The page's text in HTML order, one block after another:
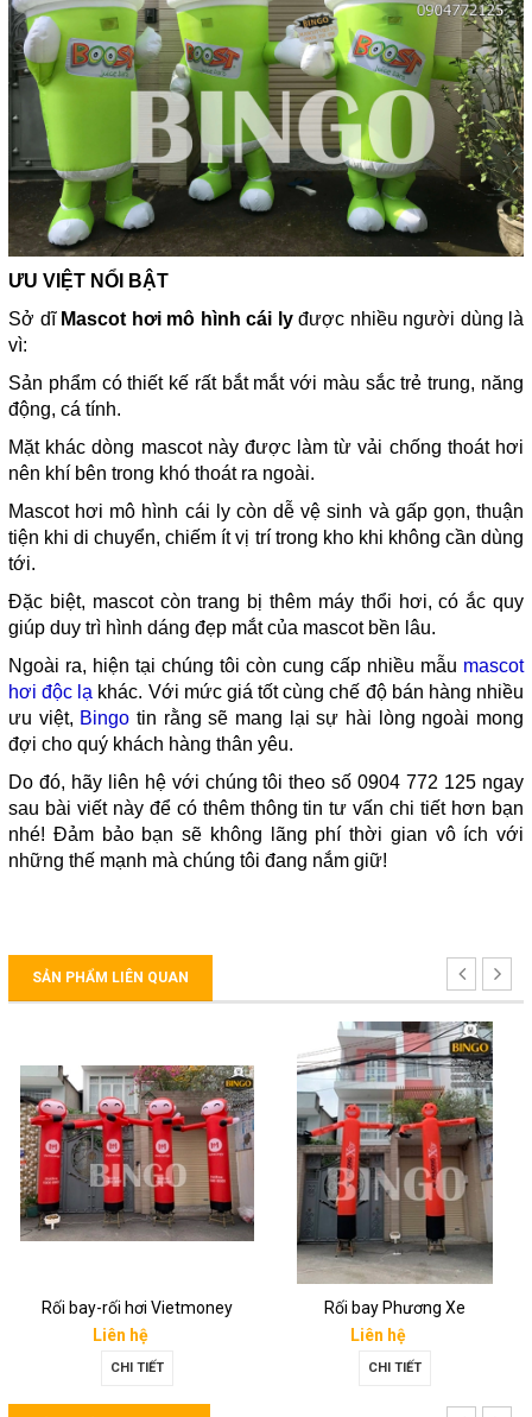
ƯU VIỆT NỔI BẬT
Sở dĩ Mascot hơi mô hình cái lyđược nhiều người dùng là
vì:
Sản phẩm có thiết kế rất bắt mắt với màu sắc trẻ trung, năng
động, cá tính.
Mặt khác dòng mascot này được làm từ vải chống thoát hơi
nên khí bên trong khó thoát ra ngoài.
Mascot hơi mô hình cái ly còn dễ vệ sinh và gấp gọn, thuận
tiện khi di chuyển, chiếm ít vị trí trong kho khi không cần dùng
tới.
Đặc biệt, mascot còn trang bị thêm máy thổi hơi, có ắc quy
giúp duy trì hình dáng đẹp mắt của mascot bền lâu.
Ngoài ra, hiện tại chúng tôi còn cung cấp nhiều mẫu mascot
hơi độc lạ khác. Với mức giá tốt cùng chế độ bán hàng nhiều
ưu việt, Bingo tin rằng sẽ mang lại sự hài lòng ngoài mong
đợi cho quý khách hàng thân yêu.
Do đó, hãy liên hệ với chúng tôi theo số 0904 772 125 ngay
sau bài viết này để có thêm thông tin tư vấn chi tiết hơn bạn
nhé! Đảm bảo bạn sẽ không lãng phí thời gian vô ích với
những thế mạnh mà chúng tôi đang nắm giữ!
SẢN PHẨM LIÊN QUAN
Rối bay-rối hơi Vietmoney
Liên hệ
CHI TIẾT
Rối bay Phương Xe
Liên hệ
CHI TIẾT